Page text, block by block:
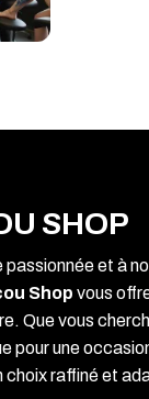
SHOP
passionnée et à
Shop vous
Que vous
pour une
choix raffiné et